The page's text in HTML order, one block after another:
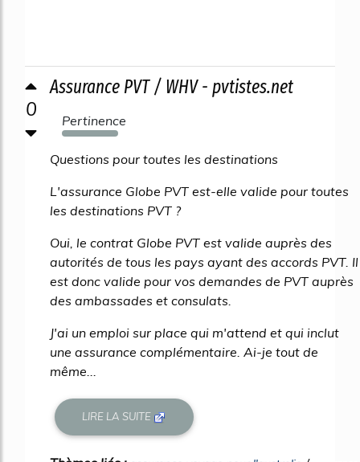
0
Assurance PVT / WHV - pvtistes.net
Pertinence
242%
Questions pour toutes les destinations
L'assurance Globe PVT est-elle valide pour toutes
les destinations PVT ?
Oui, le contrat Globe PVT est valide auprès des
autorités de tous les pays ayant des accords PVT. Il
est donc valide pour vos demandes de PVT auprès
des ambassades et consulats.
J'ai un emploi sur place qui m'attend et qui inclut
une assurance complémentaire. Ai-je tout de
même...
LIRE LA SUITE